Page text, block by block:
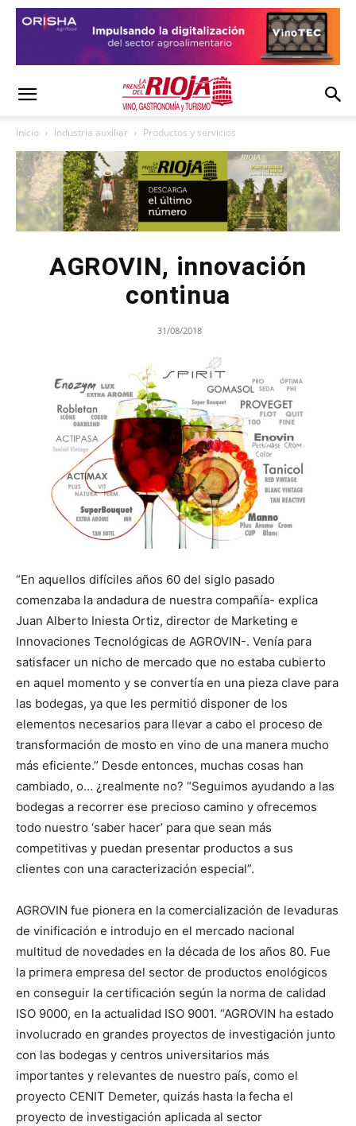
Inicio Industria auxiliar Productos y servicios
AGROVIN, innovación
continua
31/08/2018
“En aquellos difíciles años 60 del siglo pasado
comenzaba la andadura de nuestra compañía- explica
Juan Alberto Iniesta Ortiz, director de Marketing e
Innovaciones Tecnológicas de AGROVIN-. Venía para
satisfacer un nicho de mercado que no estaba cubierto
en aquel momento y se convertía en una pieza clave para
las bodegas, ya que les permitió disponer de los
elementos necesarios para llevar a cabo el proceso de
transformación de mosto en vino de una manera mucho
más eficiente.” Desde entonces, muchas cosas han
cambiado, o… ¿realmente no? “Seguimos ayudando a las
bodegas a recorrer ese precioso camino y ofrecemos
todo nuestro ‘saber hacer’ para que sean más
competitivas y puedan presentar productos a sus
clientes con una caracterización especial”.
AGROVIN fue pionera en la comercialización de levaduras
de vinificación e introdujo en el mercado nacional
multitud de novedades en la década de los años 80. Fue
la primera empresa del sector de productos enológicos
en conseguir la certificación según la norma de calidad
ISO 9000, en la actualidad ISO 9001. “AGROVIN ha estado
involucrado en grandes proyectos de investigación junto
con las bodegas y centros universitarios más
importantes y relevantes de nuestro país, como el
proyecto CENIT Demeter, quizás hasta la fecha el
proyecto de investigación aplicada al sector